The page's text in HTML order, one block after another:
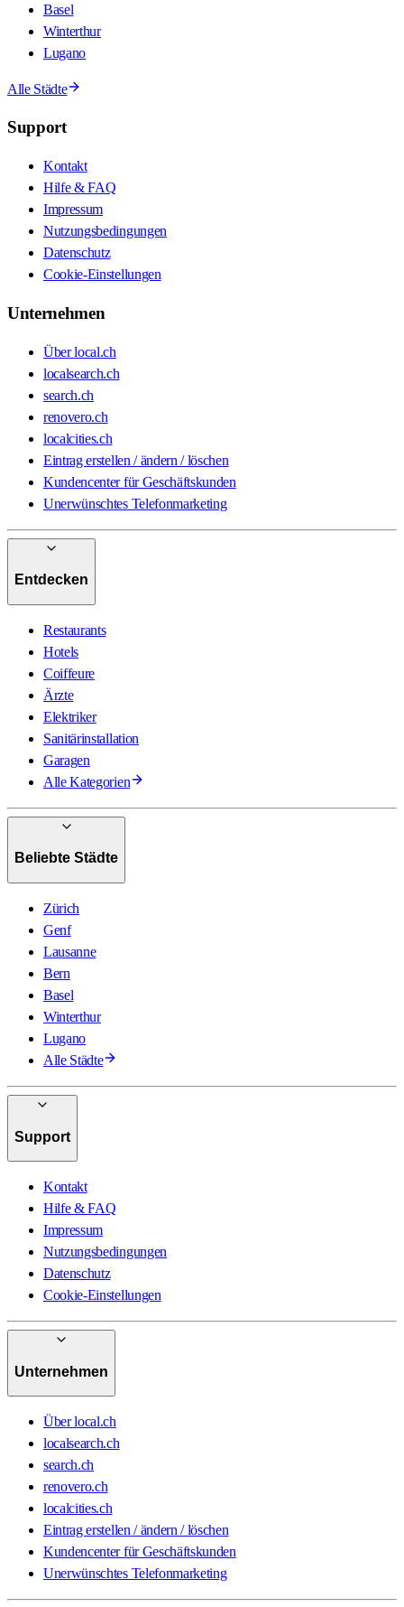
Basel
Winterthur
Lugano
Alle Städte
Support
Kontakt
Hilfe & FAQ
Impressum
Nutzungsbedingungen
Datenschutz
Cookie-Einstellungen
Unternehmen
Über local.ch
localsearch.ch
search.ch
renovero.ch
localcities.ch
Eintrag erstellen / ändern / löschen
Kundencenter für Geschäftskunden
Unerwünschtes Telefonmarketing
Entdecken
Restaurants
Hotels
Coiffeure
Ärzte
Elektriker
Sanitärinstallation
Garagen
Alle Kategorien
Beliebte Städte
Zürich
Genf
Lausanne
Bern
Basel
Winterthur
Lugano
Alle Städte
Support
Kontakt
Hilfe & FAQ
Impressum
Nutzungsbedingungen
Datenschutz
Cookie-Einstellungen
Unternehmen
Über local.ch
localsearch.ch
search.ch
renovero.ch
localcities.ch
Eintrag erstellen / ändern / löschen
Kundencenter für Geschäftskunden
Unerwünschtes Telefonmarketing